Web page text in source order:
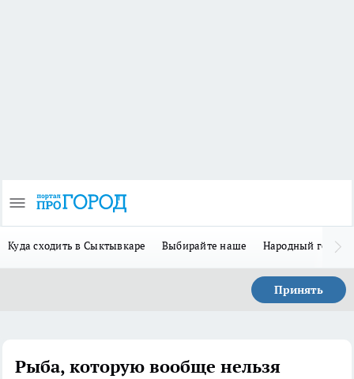
Куда сходить в Сыктывкаре Выбирайте наше Народный герой
Принять
Рыба, которую вообще нельзя